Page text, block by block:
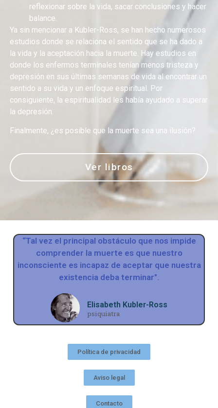
reflexionar sobre la vida, sacar conclusiones y hacer
balance.
Ya sin mencionar a Kubler-Ross, se han hecho numerosos
estudios donde se relaciona el sentido que se ha dado a
la vida y la aceptación hacia la muerte. Hay estudios en
donde los enfermos terminales tenían menos tristeza y
depresión en sus últimas semanas de vida al encontrar un
sentido a su vida y un enfoque espiritual. Por
consiguiente, la espiritualidad les había ayudado a superar
la depresión.
Finalmente, ¿es posible que la muerte sea una ilusión?
Ver libros
“Tal vez el principal obstáculo que nos impide
comprender la muerte es que nuestro
inconsciente es incapaz de aceptar que nuestra
existencia deba terminar".
Elisabeth Kubler-Ross
psiquiatra
Política de privacidad
Aviso legal
Contacto